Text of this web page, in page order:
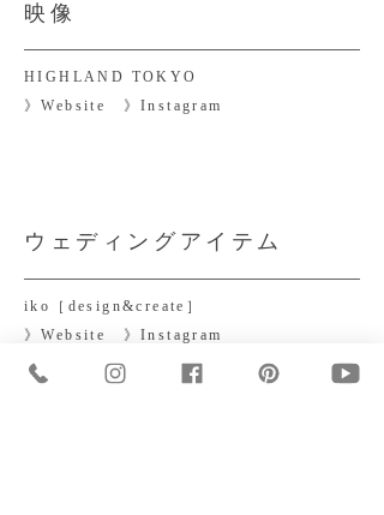
映像
HIGHLAND TOKYO
》Website ​》Instagram
ウェディングアイテム
iko［design&create］
》Website ​》Instagram